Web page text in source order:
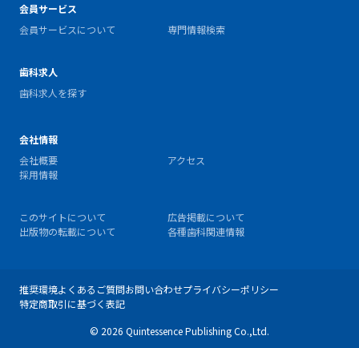
会員サービス
会員サービスについて
専門情報検索
歯科求人
歯科求人を探す
会社情報
会社概要
アクセス
採用情報
このサイトについて
広告掲載について
出版物の転載について
各種歯科関連情報
推奨環境よくあるご質問お問い合わせプライバシーポリシー
特定商取引に基づく表記
© 2026 Quintessence Publishing Co.,Ltd.